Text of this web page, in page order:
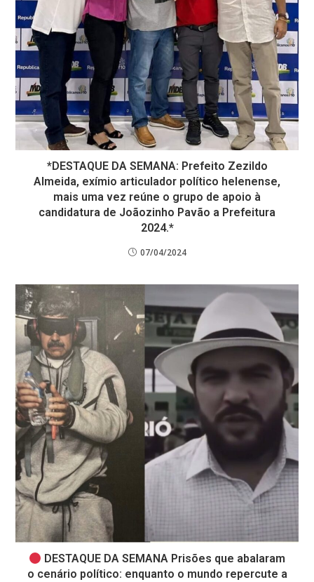
*DESTAQUE DA SEMANA: Prefeito Zezildo
Almeida, exímio articulador político helenense,
mais uma vez reúne o grupo de apoio à
candidatura de Joãozinho Pavão a Prefeitura
2024.*
07/04/2024
DESTAQUE DA SEMANA Prisões que abalaram
o cenário político: enquanto o mundo repercute a